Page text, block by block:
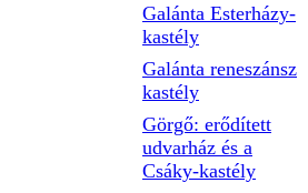
Galánta Esterházy-
kastély
Galánta reneszánsz
kastély
Görgő: erődített
udvarház és a
Csáky-kastély